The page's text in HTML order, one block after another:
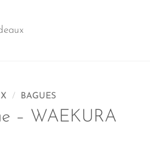
/ BAGUES
– WAEKURA